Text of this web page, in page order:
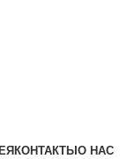
КОНТАКТЫ О НАС